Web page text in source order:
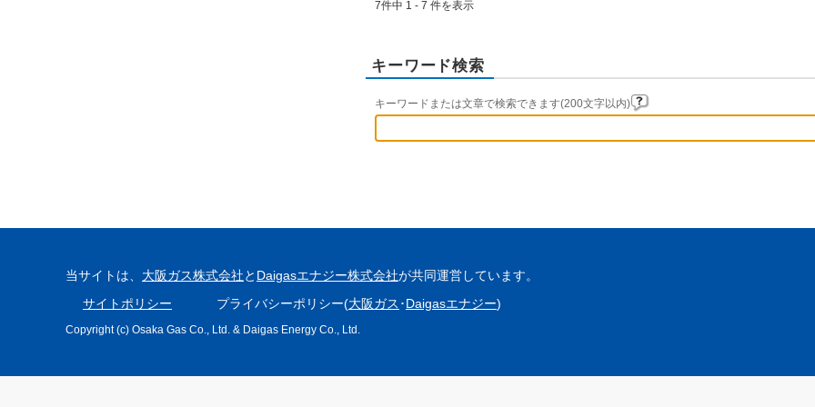
7件中 1 - 7 件を表示
キーワード検索
キーワードまたは文章で検索できます(200文字以内)
当サイトは、 大阪ガス株式会社と Daigasエナジー株式会社が共同運営しています。
サイトポリシー
プライバシーポリシー(大阪ガス ･Daigasエナジー)
Copyright (c) Osaka Gas Co., Ltd. & Daigas Energy Co., Ltd.